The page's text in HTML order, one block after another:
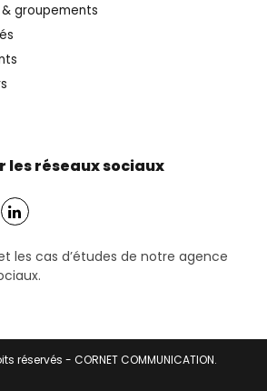
groupements
les réseaux sociaux
les cas d’études de notre agence
réservés - CORNET COMMUNICATION.